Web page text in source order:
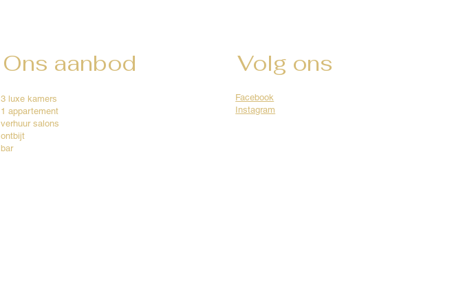
Ons aanbod
3 luxe kamers
1 appartement
verhuur salons
ontbijt
bar
Volg ons
Facebook
Instagram